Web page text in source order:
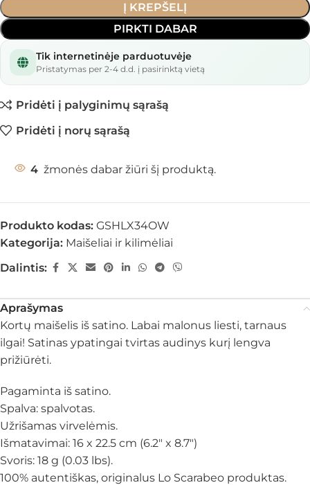
Į KREPŠELĮ
PIRKTI DABAR
Tik internetinėje parduotuvėje
Pristatymas per 2-4 d.d. į pasirinktą vietą
Pridėti į palyginimų sąrašą
Pridėti į norų sąrašą
4 žmonės dabar žiūri šį produktą.
Produkto kodas: GSHLX34OW
Kategorija: Maišeliai ir kilimėliai
Dalintis:
Aprašymas
Kortų maišelis iš satino. Labai malonus liesti, tarnaus
ilgai! Satinas ypatingai tvirtas audinys kurį lengva
prižiūrėti.
Pagaminta iš satino.
Spalva: spalvotas.
Užrišamas virvelėmis.
Išmatavimai: 16 x 22.5 cm (6.2″ x 8.7″)
Svoris: 18 g (0.03 lbs).
100% autentiškas, originalus Lo Scarabeo produktas.